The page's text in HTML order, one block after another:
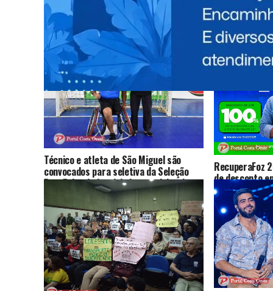
VOCÊ
Técnico e atleta de São Miguel são
convocados para seletiva da Seleção
Brasileira de handebol em cadeira de
RecuperaFoz
de desconto
regularização